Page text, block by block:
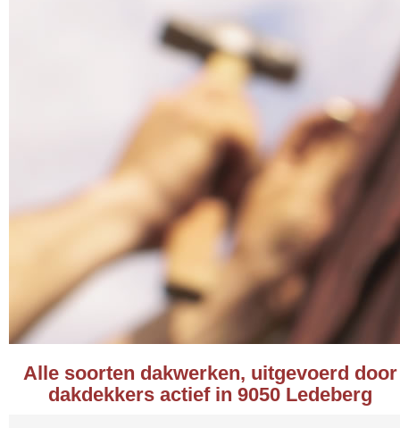
Alle soorten dakwerken, uitgevoerd door
dakdekkers actief in 9050 Ledeberg